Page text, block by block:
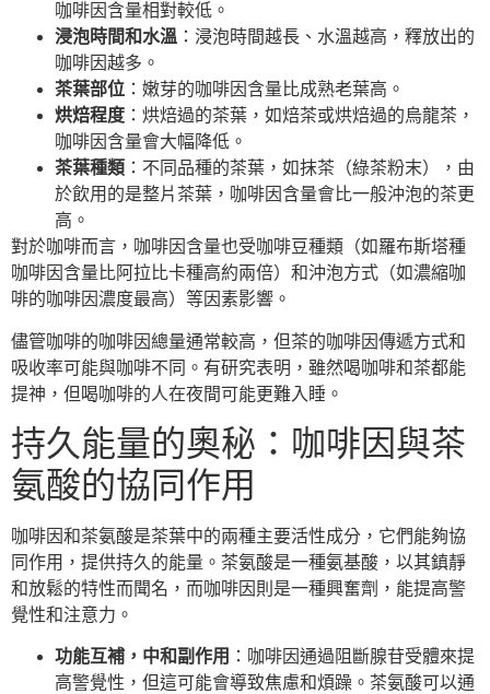
咖啡因含量相對較低。
浸泡時間和水溫 ：浸泡時間越長、水溫越高，釋放出的
咖啡因越多。
茶葉部位 ：嫩芽的咖啡因含量比成熟老葉高。
烘焙程度 ：烘焙過的茶葉，如焙茶或烘焙過的烏龍茶，
咖啡因含量會大幅降低。
茶葉種類 ：不同品種的茶葉，如抹茶（綠茶粉末），由
於飲用的是整片茶葉，咖啡因含量會比一般沖泡的茶更
高。
對於咖啡而言，咖啡因含量也受咖啡豆種類（如羅布斯塔種
咖啡因含量比阿拉比卡種高約兩倍）和沖泡方式（如濃縮咖
啡的咖啡因濃度最高）等因素影響。
儘管咖啡的咖啡因總量通常較高，但茶的咖啡因傳遞方式和
吸收率可能與咖啡不同。有研究表明，雖然喝咖啡和茶都能
提神，但喝咖啡的人在夜間可能更難入睡。
持久能量的奧秘：咖啡因與茶
氨酸的協同作用
咖啡因和茶氨酸是茶葉中的兩種主要活性成分，它們能夠協
同作用，提供持久的能量。茶氨酸是一種氨基酸，以其鎮靜
和放鬆的特性而聞名，而咖啡因則是一種興奮劑，能提高警
覺性和注意力。
功能互補，中和副作用 ：咖啡因通過阻斷腺苷受體來提
高警覺性，但這可能會導致焦慮和煩躁。茶氨酸可以通